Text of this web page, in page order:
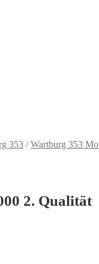
353 /Wartburg 353
2. Qualität